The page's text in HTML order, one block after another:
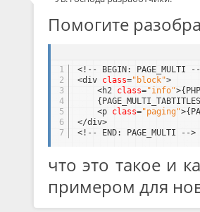
Помогите
1
2
3
4
5
6
7
<!-- BEGIN: PAGE_MULTI
<div class="block">
<h2 class="info"
<p class="paging"
</div>
<!-- END: PAGE_MULTI -->
что это такое и
примером для